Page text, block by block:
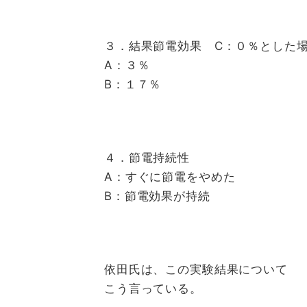
３．結果節電効果 C：０％とした
A：３％
B：１７％
４．節電持続性
A：すぐに節電をやめた
B：節電効果が持続
依田氏は、この実験結果について
こう言っている。